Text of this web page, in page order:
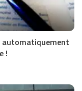
automatiquement
!